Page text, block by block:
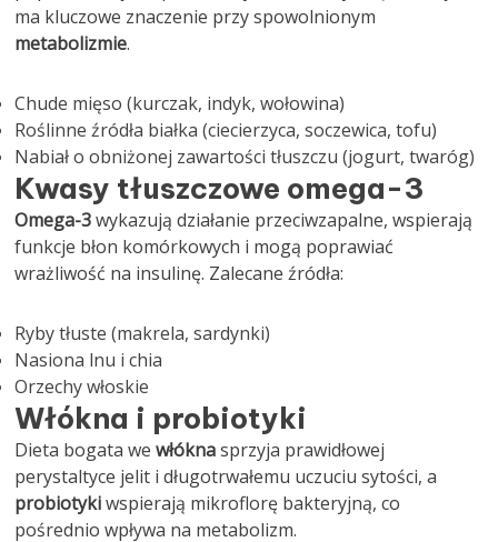
ma kluczowe znaczenie przy spowolnionym
metabolizmie.
Chude mięso (kurczak, indyk, wołowina)
Roślinne źródła białka (ciecierzyca, soczewica, tofu)
Nabiał o obniżonej zawartości tłuszczu (jogurt, twaróg)
Kwasy tłuszczowe omega-3
Omega-3wykazują działanie przeciwzapalne, wspierają
funkcje błon komórkowych i mogą poprawiać
wrażliwość na insulinę. Zalecane źródła:
Ryby tłuste (makrela, sardynki)
Nasiona lnu i chia
Orzechy włoskie
Włókna i probiotyki
Dieta bogata wewłóknasprzyja prawidłowej
perystaltyce jelit i długotrwałemu uczuciu sytości, a
probiotykiwspierają mikroflorę bakteryjną, co
pośrednio wpływa na metabolizm.